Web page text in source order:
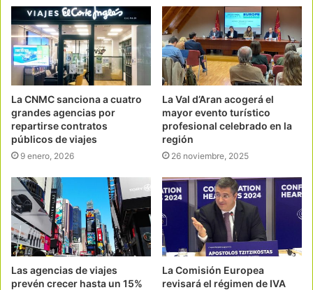
La CNMC sanciona a cuatro
grandes agencias por
repartirse contratos
públicos de viajes
9 enero, 2026
La Val d’Aran acogerá el
mayor evento turístico
profesional celebrado en la
región
26 noviembre, 2025
Las agencias de viajes
prevén crecer hasta un 15%
La Comisión Europea
revisará el régimen de IVA